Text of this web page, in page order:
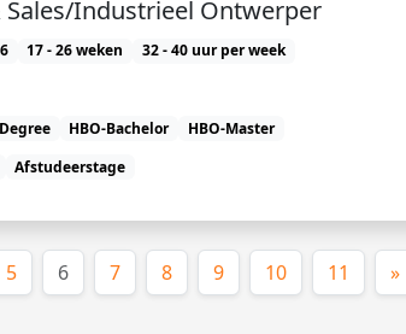
Industrieel Ontwerper
17 - 26 weken
32 - 40 uur per week
HBO-Bachelor
HBO-Master
Afstudeerstage
5 6(huidige)
7 8 9 10 11 »